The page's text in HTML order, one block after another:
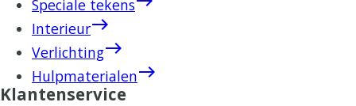
Speciale tekens
Interieureast
Verlichtingeast
Hulpmaterialeneast
Klantenservice